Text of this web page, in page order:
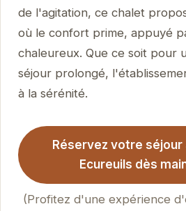
de l'agitation, ce chalet
où le confort prime, appuyé
chaleureux. Que ce soit pour
séjour prolongé,
à la sérénité.
Réservez votre séjour
Ecureuils dès
(Profitez d'une expérience